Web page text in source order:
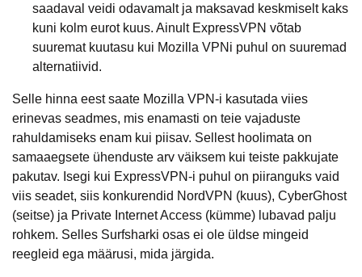
saadaval veidi odavamalt ja maksavad keskmiselt kaks
kuni kolm eurot kuus. Ainult ExpressVPN võtab
suuremat kuutasu kui Mozilla VPNi puhul on suuremad
alternatiivid.
Selle hinna eest saate Mozilla VPN-i kasutada viies
erinevas seadmes, mis enamasti on teie vajaduste
rahuldamiseks enam kui piisav. Sellest hoolimata on
samaaegsete ühenduste arv väiksem kui teiste pakkujate
pakutav. Isegi kui ExpressVPN-i puhul on piiranguks vaid
viis seadet, siis konkurendid NordVPN (kuus), CyberGhost
(seitse) ja Private Internet Access (kümme) lubavad palju
rohkem. Selles Surfsharki osas ei ole üldse mingeid
reegleid ega määrusi, mida järgida.